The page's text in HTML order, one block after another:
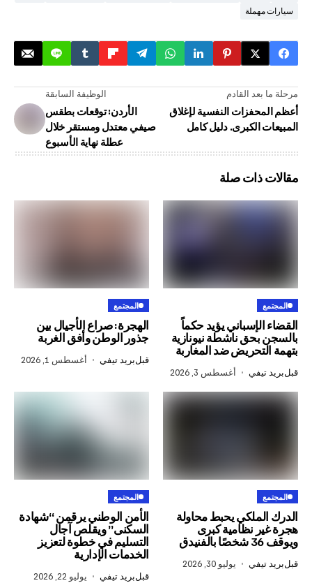
الوظيفة السابقة
الأردن: توقعات بطقس
صيفي معتدل ومستقر خلال
عطلة نهاية الأسبوع
القادم
النفسية لإغلاق
دليل كامل
صلة
يؤيد حكماً
ناشطة نيونازية
ضد المغاربة
أغسطس 3, 2026
الهجرة: صراع الأجيال بين
جذور الوطن وأفق الغربة
قبلبريد تيفي أغسطس 1, 2026
يحبط محاولة
نظامية كبرى
يوليو 30, 2026
الأمن الوطني يرقمن “شهادة
السكنى” ويقلص آجال
التسليم في خطوة لتعزيز
الخدمات الإدارية
يوليو 22, 2026